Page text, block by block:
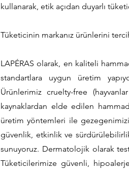
kullanarak, etik açıdan duyarlı
Tüketicinin markanız ürünlerini
LAPÉRAS olarak, en kaliteli
standartlara uygun üretim
Ürünlerimiz cruelty-free
kaynaklardan elde edilen
üretim yöntemleri ile
güvenlik, etkinlik ve
sunuyoruz. Dermatolojik olarak
Tüketicilerimize güvenli,